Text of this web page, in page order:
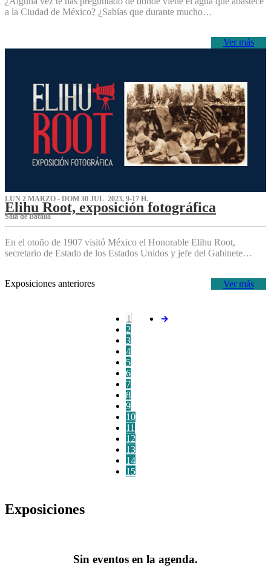
a la Ciudad de México? ¿Sabías que durante mucho…
Ver más
LUN 2 MARZO - DOM 30 JUL 2023, 9-17 H.
Elihu Root, exposición fotográfica
Sala de Batalla
En el otoño de 1907 visitó México el Honorable Elihu Root,
secretario de Estado de los Estados Unidos y jefe del Gabinete…
Ver más
Exposiciones anteriores
1
2
3
4
5
6
7
8
9
10
11
12
13
14
15
Exposiciones
Sin eventos en la agenda.